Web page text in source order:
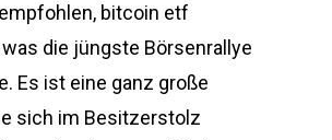
bitcoin etf
die jüngste Börsenrallye
Es ist eine ganz große
sich im Besitzerstolz